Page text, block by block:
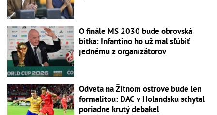
O finále MS 2030 bude obrovská
bitka: Infantino ho už mal sľúbiť
jednému z organizátorov
Odveta na Žitnom ostrove bude len
formalitou: DAC v Holandsku schytal
poriadne krutý debakel